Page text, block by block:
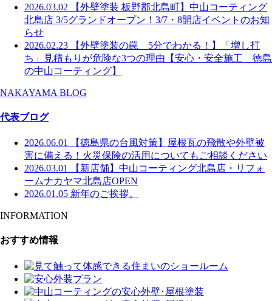
2026.03.02
【外壁塗装 板野郡北島町】中山コーティング
北島店 3/5グランドオープン！3/7・8開店イベントのお知
らせ
2026.02.23
【外壁塗装の罠 5分でわかる！】「増し打
ち」見積もりが危険な3つの理由【安心・安全施工 徳島
の中山コーティング】
NAKAYAMA BLOG
代表ブログ
2026.06.01
【徳島県の台風対策】屋根瓦の飛散や外壁被
害に備える！火災保険の活用についてもご相談ください
2026.03.01
【新店舗】中山コーティング北島店・リフォ
ームナカヤマ北島店OPEN
2026.01.05 新年のご挨拶。
INFORMATION
おすすめ情報